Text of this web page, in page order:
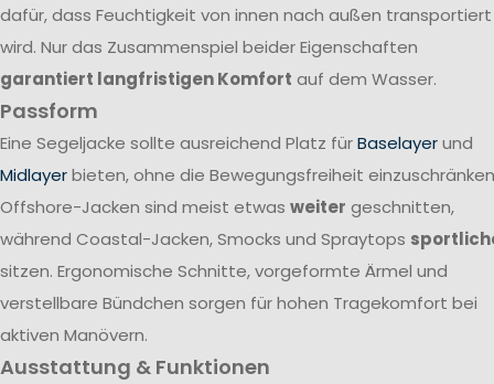
dafür, dass Feuchtigkeit von innen nach außen transportiert
wird. Nur das Zusammenspiel beider Eigenschaften
garantiert langfristigen Komfort auf dem Wasser.
Passform
Eine Segeljacke sollte ausreichend Platz fürBaselayerund
Midlayerbieten, ohne die Bewegungsfreiheit
Offshore-Jacken sind meist etwas weiter geschnitten,
während Coastal-Jacken, Smocks und Spraytops
sitzen. Ergonomische Schnitte, vorgeformte Ärmel und
verstellbare Bündchen sorgen für hohen Tragekomfort bei
aktiven Manövern.
Ausstattung & Funktionen